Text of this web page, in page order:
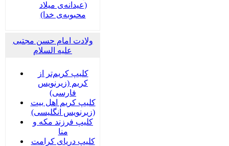
(عیدانه‌ی میلاد
محبوبه‌ی خدا)
ولادت امام حسن مجتبی
علیه السلام
کلیپ کریم‌تر از
کریم (زیرنویس
فارسی)
کلیپ کریم اهل بیت
(زیرنویس انگلیسی)
کلیپ فرزند مکه و
منا
کلیپ دریای کرامت